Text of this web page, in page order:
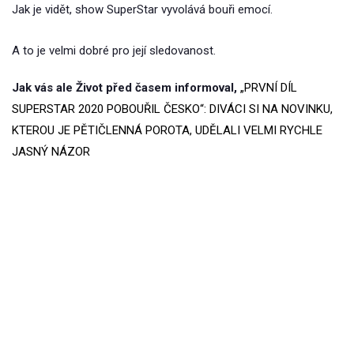
Jak je vidět, show SuperStar vyvolává bouři emocí.
A to je velmi dobré pro její sledovanost.
Jak vás ale Život před časem informoval, „PRVNÍ DÍL
SUPERSTAR 2020 POBOUŘIL ČESKO“: DIVÁCI SI NA NOVINKU,
KTEROU JE PĚTIČLENNÁ POROTA, UDĚLALI VELMI RYCHLE
JASNÝ NÁZOR